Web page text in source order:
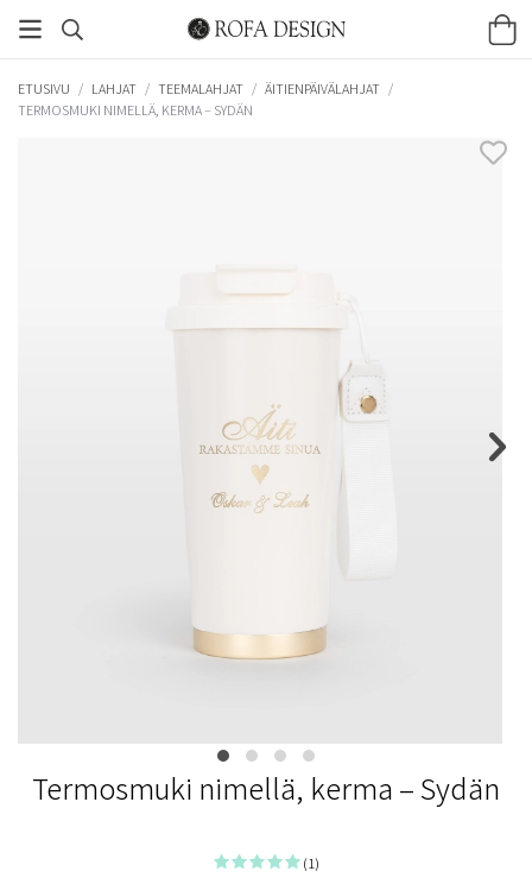
ETUSIVU / LAHJAT / TEEMALAHJAT / ÄITIENPÄIVÄLAHJAT /
TERMOSMUKI NIMELLÄ, KERMA – SYDÄN
Termosmuki nimellä, kerma – Sydän
(1)